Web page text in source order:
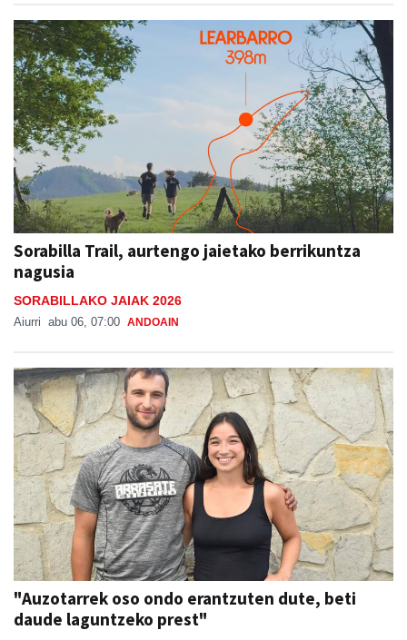
Sorabilla Trail, aurtengo jaietako berrikuntza
nagusia
SORABILLAKO JAIAK 2026
Aiurri abu 06, 07:00 ANDOAIN
"Auzotarrek oso ondo erantzuten dute, beti
daude laguntzeko prest"